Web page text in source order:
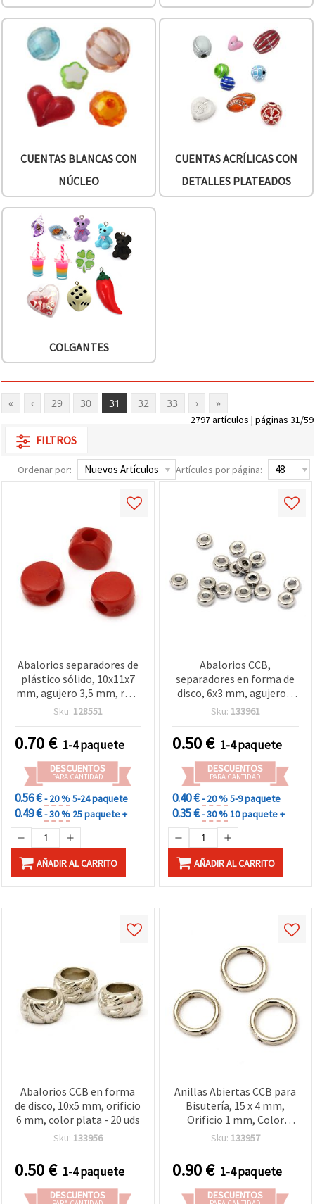
CUENTAS BLANCAS CON
NÚCLEO
CUENTAS ACRÍLICAS CON
DETALLES PLATEADOS
COLGANTES
« ‹ 29 30 31 32 33 › »
2797 artículos | páginas 31/59
FILTROS
Ordenar por: Artículos por página:
Abalorios separadores de
plástico sólido, 10x11x7
mm, agujero 3,5 mm, rojo
– 20 g (aprox. 36 uds)
Sku: 128551
0.70€ 1-4 paquete
DESCUENTOS
PARA CANTIDAD
0.56 €- 20 %5-24 paquete
0.49 €- 30 % 25 paquete +
AÑADIR AL CARRITO
Abalorios CCB,
separadores en forma de
disco, 6x3 mm, agujero 2
mm, color plata - 50
Sku: 133961
0.50€ 1-4 paquete
DESCUENTOS
PARA CANTIDAD
0.40 €- 20 %5-9 paquete
0.35 €- 30 %10 paquete +
AÑADIR AL CARRITO
Abalorios CCB en forma
de disco, 10x5 mm, orificio
6 mm, color plata - 20 uds
Sku: 133956
0.50€ 1-4 paquete
DESCUENTOS
Anillas Abiertas CCB para
Bisutería, 15 x 4 mm,
Orificio 1 mm, Color
Dorado, 50 uds,
Pendientes, Pulseras y
Collares, Manualidades
DIY
Sku: 133957
0.90€ 1-4 paquete
DESCUENTOS